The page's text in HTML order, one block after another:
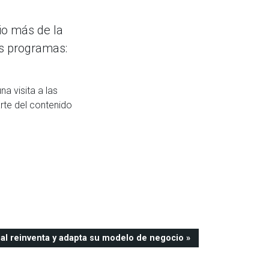
más de la
programas:
visita a las
del contenido
reinventa y adapta su modelo de negocio